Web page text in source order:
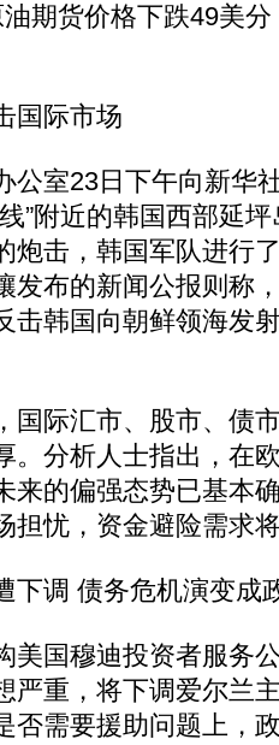
期货价格下跌49美
际市场
室23日下午向新华
”附近的韩国西部延
炮击，韩国军队进行
发布的新闻公报则称
击韩国向朝鲜领海发
际汇市、股市、债
。分析人士指出，在
来的偏强态势已基本
担忧，资金避险需求
调 债务危机演变成
国穆迪投资者服务
严重，将下调爱尔兰
否需要援助问题上，